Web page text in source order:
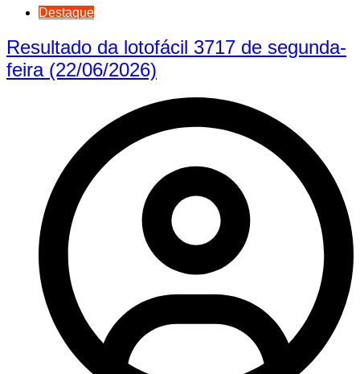
Destaque
Resultado da lotofácil 3717 de segunda-
feira (22/06/2026)